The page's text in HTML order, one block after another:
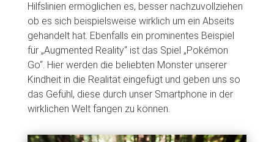
Hilfslinien ermöglichen es, besser nachzuvollziehen
ob es sich beispielsweise wirklich um ein Abseits
gehandelt hat. Ebenfalls ein prominentes Beispiel
für „Augmented Reality“ ist das Spiel „Pokémon
Go“. Hier werden die beliebten Monster unserer
Kindheit in die Realität eingefügt und geben uns so
das Gefühl, diese durch unser Smartphone in der
wirklichen Welt fangen zu können.